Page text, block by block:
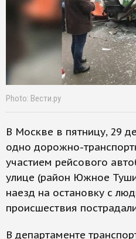
Photo: Вести.ру
В Москве в пятницу, 29
одно дорожно-
участием рейсового
улице (район Южное
наезд на остановку с
происшествия
В департаменте